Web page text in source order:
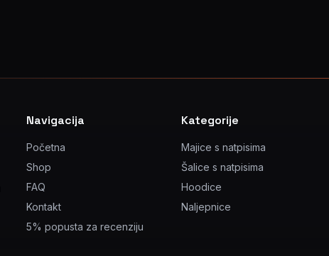
Navigacija
Početna
Shop
FAQ
Kontakt
5% popusta za recenziju
Kategorije
Majice s natpisima
Šalice s natpisima
Hoodice
Naljepnice